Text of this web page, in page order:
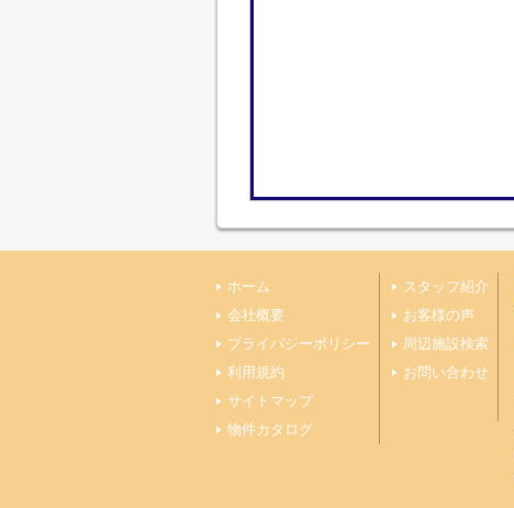
ホーム
会社概要
プライバシーポリシー
利用規約
サイトマップ
物件カタログ
スタッフ紹介
お客様の声
周辺施設検索
お問い合わせ